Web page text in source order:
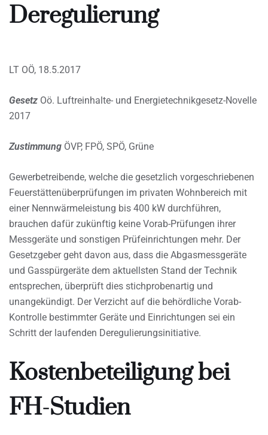
Deregulierung
LT OÖ, 18.5.2017
Gesetz Oö. Luftreinhalte- und Energietechnikgesetz-Novelle
2017
Zustimmung ÖVP, FPÖ, SPÖ, Grüne
Gewerbetreibende, welche die gesetzlich vorgeschriebenen
Feuerstättenüberprüfungen im privaten Wohnbereich mit
einer Nennwärmeleistung bis 400 kW durchführen,
brauchen dafür zukünftig keine Vorab-Prüfungen ihrer
Messgeräte und sonstigen Prüfeinrichtungen mehr. Der
Gesetzgeber geht davon aus, dass die Abgasmessgeräte
und Gasspürgeräte dem aktuellsten Stand der Technik
entsprechen, überprüft dies stichprobenartig und
unangekündigt. Der Verzicht auf die behördliche Vorab-
Kontrolle bestimmter Geräte und Einrichtungen sei ein
Schritt der laufenden Deregulierungsinitiative.
Kostenbeteiligung bei
FH-Studien